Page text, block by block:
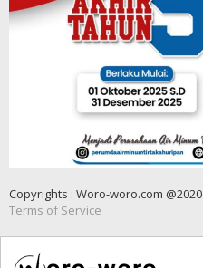
Copyrights : Woro-woro.com @2020
Terms of Service